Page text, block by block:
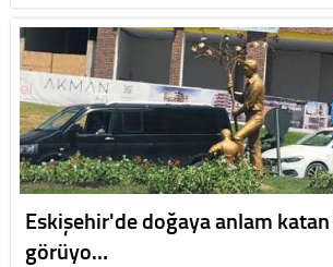
Eskişehir'de doğaya anlam
görüyo…